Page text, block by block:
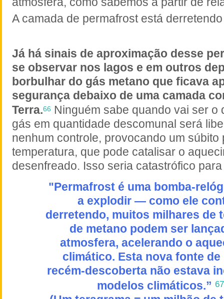
A camada de permafrost está
Já há sinais de aproximação desse
se observar nos lagos e em outros
borbulhar do gás metano que ficava
segurança debaixo de uma camada
Terra.66 Ninguém sabe quando vai ser o
gás em quantidade descomunal será
nenhum controle, provocando um súbito
temperatura, que pode catalisar o
desenfreado. Isso seria catastrófico
"Permafrost é uma bomba-
a explodir — como ele
derretendo, muitos milhares de
de metano podem ser
atmosfera, acelerando o
climático. Esta nova fonte de
recém-descoberta não estava
modelos climáticos.” 67